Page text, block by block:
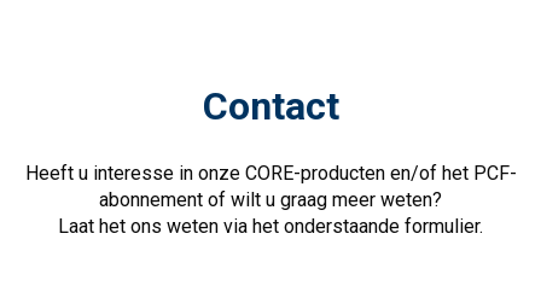
Contact
Heeft u interesse in onze CORE-producten en/of het PCF-
abonnement of wilt u graag meer weten?
Laat het ons weten via het onderstaande formulier.